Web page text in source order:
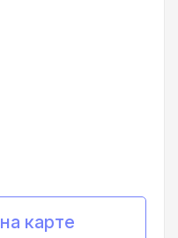
карте